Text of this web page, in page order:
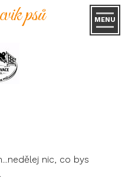
psů MENU
nic, co bys